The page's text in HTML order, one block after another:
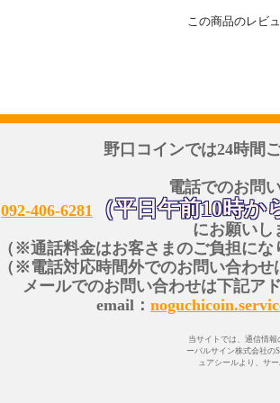
この商品のレビ
野口コインでは24時間
電話でのお問
092-406-6281
（平日午前10時か
にお願いし
（※通話料金はお客さまのご負担にな
（※電話対応時間外でのお問い合わせ
メールでのお問い合わせは下記ア
email：
当サイトでは、通信情
ーバルサイン株式会社の
ュアシールより、サ